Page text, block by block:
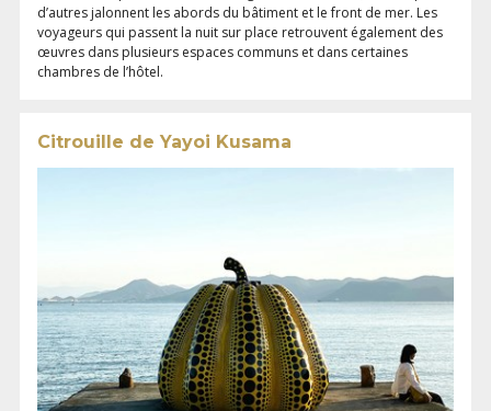
d’autres jalonnent les abords du bâtiment et le front de mer. Les
voyageurs qui passent la nuit sur place retrouvent également des
œuvres dans plusieurs espaces communs et dans certaines
chambres de l’hôtel.
Citrouille de Yayoi Kusama